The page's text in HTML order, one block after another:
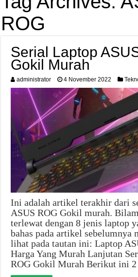
ROG
Serial Laptop
Gokil Murah
administrator 4 November 2022
Ini adalah artikel terakhir dari
ASUS ROG Gokil murah.
terlewat dengan 8 jenis laptop
bahas pada artikel sebelumnya
lihat pada tautan ini: Laptop
Harga Yang Murah Lanjutan
ROG Gokil Murah Berikut ini